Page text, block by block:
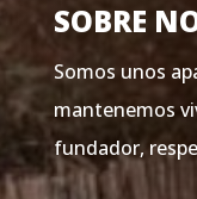
SOBRE
Somos unos
mantenemos
fundador,